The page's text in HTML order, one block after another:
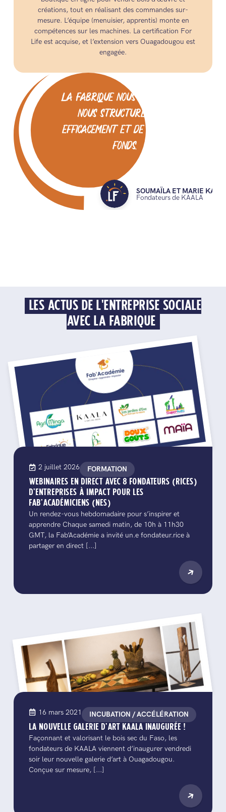
créations, tout en réalisant des commandes sur-
mesure. L’équipe (menuisier, apprentis) monte en
compétences sur les machines. La certification For
Life est acquise, et l’extension vers Ouagadougou est
engagée.
La Fabrique nous a permis de
nous structurer plus
efficacement et de lever des
fonds.
SOUMAÏLA ET MARIE
Fondateurs de KAALA
LES ACTUS DE L'ENTREPRISE SOCIALE
AVEC LA FABRIQUE
2 juillet 2026 FORMATION
WEBINAIRES EN DIRECT AVEC 8 FONDATEURS (RICES)
D’ENTREPRISES À IMPACT POUR LES
FAB’ACADÉMICIENS (NES)
Un rendez-vous hebdomadaire pour s’inspirer et
apprendre Chaque samedi matin, de 10h à 11h30
GMT, la Fab’Académie a invité un.e fondateur.rice à
partager en direct [...]
16 mars 2021 INCUBATION / ACCÉLÉRATION
LA NOUVELLE GALERIE D’ART KAALA INAUGURÉE !
Façonnant et valorisant le bois sec du Faso, les
fondateurs de KAALA viennent d’inaugurer vendredi
soir leur nouvelle galerie d’art à Ouagadougou.
Conçue sur mesure, [...]